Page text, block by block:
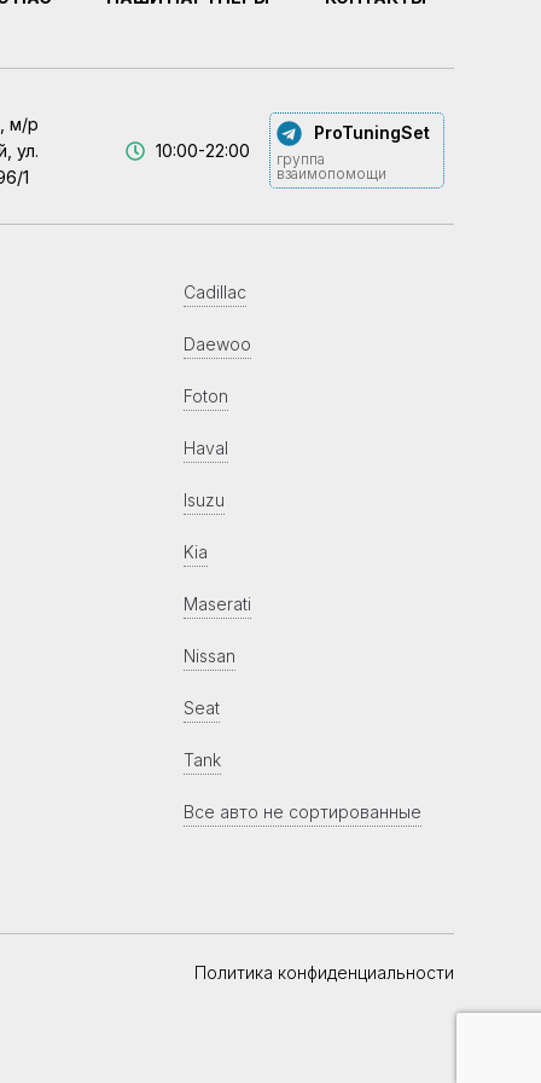
м/р
ул.
1
10:00-22:00
ProTuningSet
группа
взаимопомощи
Cadillac
Daewoo
Foton
Haval
Isuzu
Kia
Maserati
Nissan
Seat
Tank
Все авто не сортированные
Политика конфиденциальности